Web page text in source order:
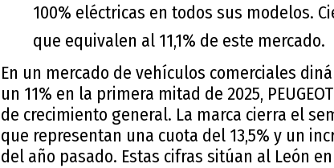
100% eléctricas en todos sus modelos.
que equivalen al 11,1% de este mercado.
En un mercado de vehículos comerciales
un 11% en la primera mitad de 2025,
de crecimiento general. La marca cierra el
que representan una cuota del 13,5% y un
del año pasado. Estas cifras sitúan al León